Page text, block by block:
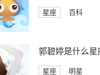
星座 百科
郭碧婷是什么星
星座 明星